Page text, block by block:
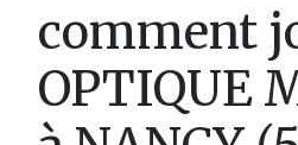
comment
OPTIQUE